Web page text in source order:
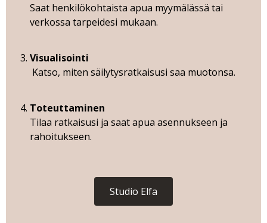
Saat henkilökohtaista apua myymälässä tai
verkossa tarpeidesi mukaan.
Visualisointi
Katso, miten säilytysratkaisusi saa muotonsa.
Toteuttaminen
Tilaa ratkaisusi ja saat apua asennukseen ja
rahoitukseen.
Studio Elfa